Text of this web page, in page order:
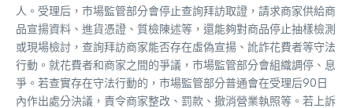
人。受理后，市場監管部分會停止查詢拜訪取證，請求商家供給商
品宣揚資料、進貨憑證、質檢陳述等，還能夠對商品停止抽樣檢測
或現場檢討，查詢拜訪商家能否存在虛偽宣揚、訛詐花費者等守法
行動。就花費者和商家之間的爭議，市場監管部分會組織調停、息
爭。若查實存在守法行動的，市場監管部分普通會在受理后90日
內作出處分決議，責令商家整改、罰款、撤消營業執照等。若上訴